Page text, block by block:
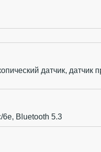
датчик, датчик
6e, Bluetooth 5.3